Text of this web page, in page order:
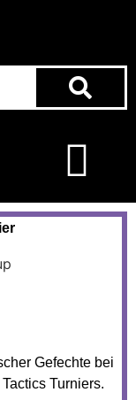
Gefechte bei
Turniers.